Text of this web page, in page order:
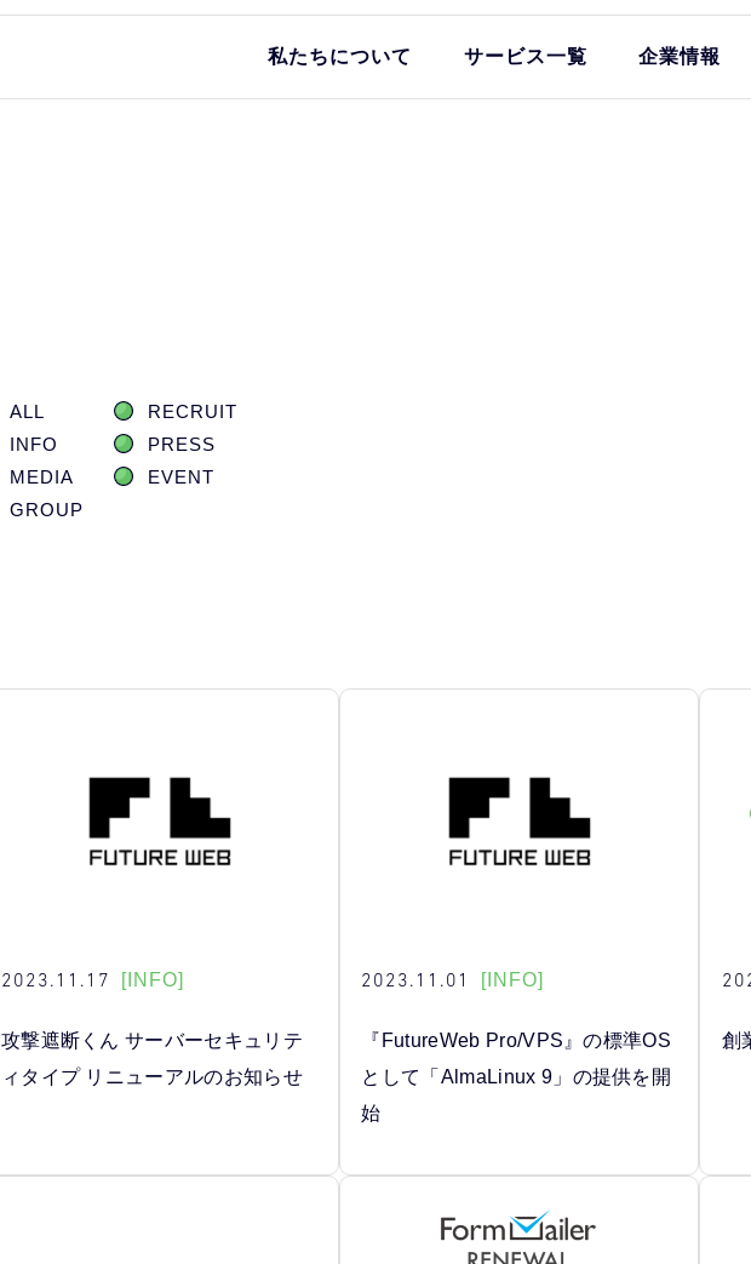
私たちについて サービス一覧 企業情報
ALL
RECRUIT
INFO
PRESS
MEDIA
EVENT
GROUP
2023.11.17 [INFO]
攻撃遮断くん サーバーセキュリテ
ィタイプ リニューアルのお知らせ
2023.11.01 [INFO]
『FutureWeb Pro/VPS』の標準OS
として「AlmaLinux 9」の提供を開
始
創